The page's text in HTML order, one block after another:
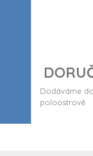
Dodáváme
poloostrově.